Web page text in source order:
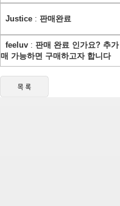
Justice : 판매완료
feeluv : 판매 완료 인가요? 추
매 가능하면 구매하고자 합니다